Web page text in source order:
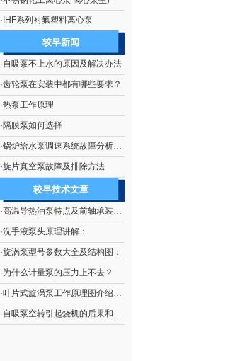
· IHF系列衬氟塑料离心泵
较早新闻
·自吸泵不上水的原因及解决办法
·齿轮泵在安装中都有哪些要求？
·热泵工作原理
·隔膜泵如何选择
·锅炉给水泵调速系统故障分析及处理技术
·旋片真空泵故障及排除方法
较早技术文章
·高温导热油泵特点及前轴承装配示意图：
·洗手液泵头原理讲解：
·旋涡泵型号参数大全及结构图：
·为什么计量泵的压力上不去？
·叶片式旋涡泵工作原理图介绍及如何使用：
·自吸泵空转引起烧机的后果和如何防止自吸泵空转：